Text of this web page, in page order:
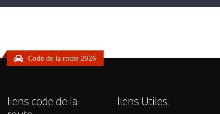
Code de la route 2026
liens code de la
liens Utiles